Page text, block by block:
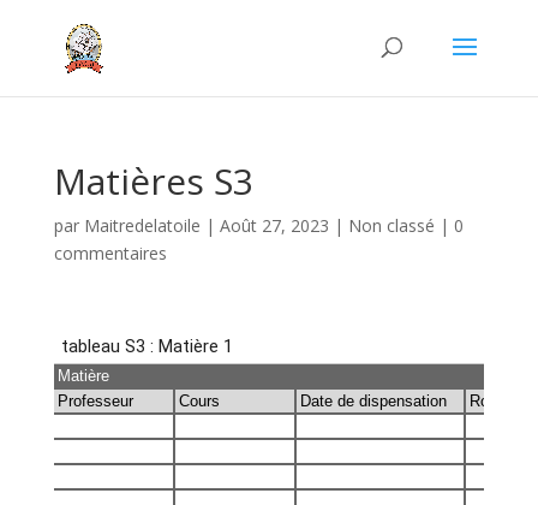
Matières S3
par Maitredelatoile | Août 27, 2023 | Non classé | 0
commentaires